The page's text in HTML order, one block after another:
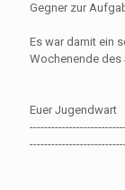
Gegner zur
Es war damit ein
Wochenende des
Euer Jugendwart